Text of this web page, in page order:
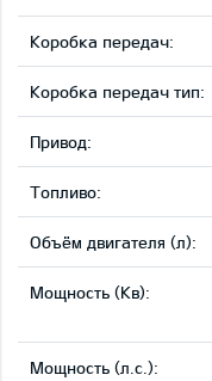
Коробка передач:
Коробка передач тип:
Привод:
Tопливо:
Объём двигателя (л):
Мощность (Кв):
Мощность (л.с.):